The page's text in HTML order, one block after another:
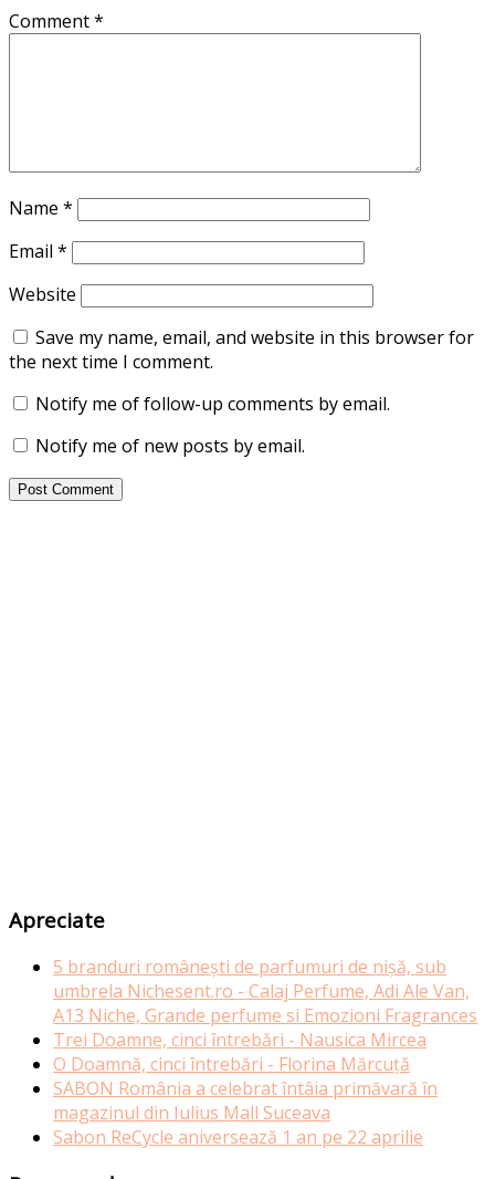
Comment*
Name *
Email *
Website
Save my name, email, and website in this browser for
the next time I comment.
Notify me of follow-up comments by email.
Notify me of new posts by email.
Apreciate
5 branduri românești de parfumuri de nișă, sub
umbrela Nichesent.ro - Calaj Perfume, Adi Ale Van,
A13 Niche, Grande perfume si Emozioni Fragrances
Trei Doamne, cinci întrebări - Nausica Mircea
O Doamnă, cinci întrebări - Florina Mărcuță
SABON România a celebrat întâia primăvară în
magazinul din Iulius Mall Suceava
Sabon ReCycle aniversează 1 an pe 22 aprilie